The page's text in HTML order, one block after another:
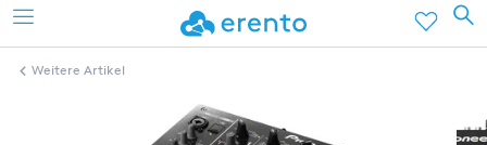
Weitere Artikel